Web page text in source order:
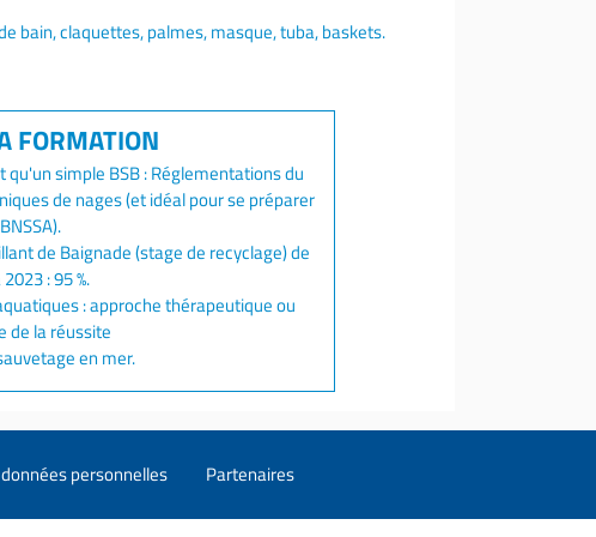
bain, claquettes, palmes, masque, tuba, baskets.
simple BSB : Réglementations du
de nages (et idéal pour se préparer
de Baignade (stage de recyclage) de
: 95 %.
: approche thérapeutique ou
de la réussite
en mer.
personnelles Partenaires